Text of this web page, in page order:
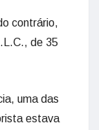
contrário,
de 35
uma das
estava